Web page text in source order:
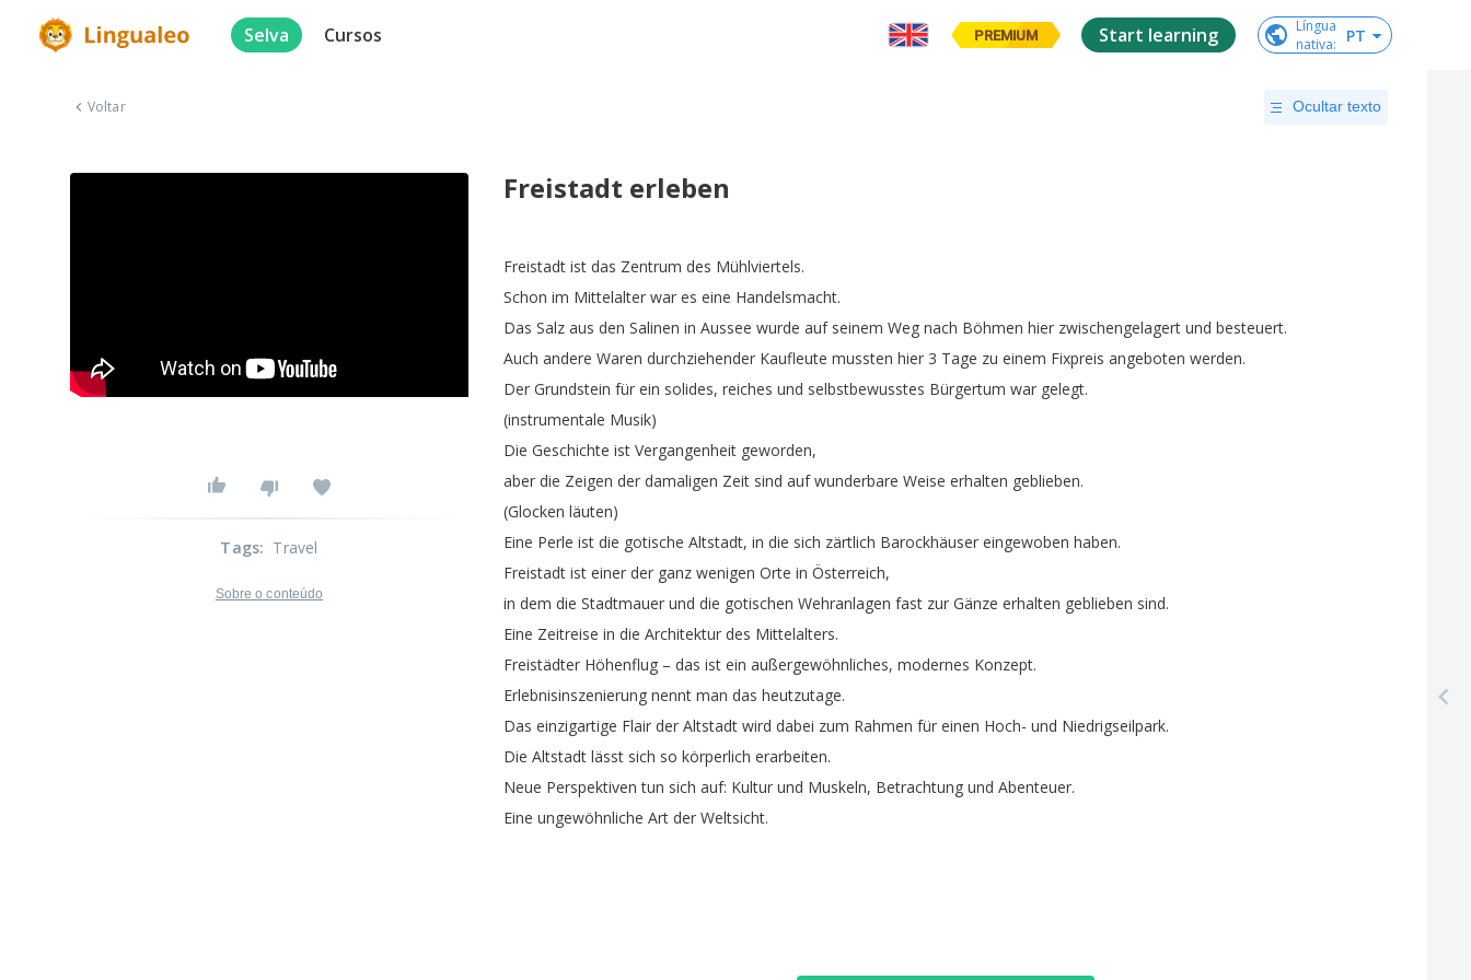
Selva Cursos PREMIUM Start learning
Língua
nativa: PT
Voltar Ocultar texto
Freistadt erleben
Freistadt ist das Zentrum des Mühlviertels.
Schon im Mittelalter war es eine Handelsmacht.
Das Salz aus den Salinen in Aussee wurde auf seinem Weg nach Böhmen hier zwischengelagert und besteuert.
Auch andere Waren durchziehender Kaufleute mussten hier 3 Tage zu einem Fixpreis angeboten werden.
Der Grundstein für ein solides, reiches und selbstbewusstes Bürgertum war gelegt.
(instrumentale Musik)
Die Geschichte ist Vergangenheit geworden,
aber die Zeigen der damaligen Zeit sind auf wunderbare Weise erhalten geblieben.
(Glocken läuten)
Eine Perle ist die gotische Altstadt, in die sich zärtlich Barockhäuser eingewoben haben.
Freistadt ist einer der ganz wenigen Orte in Österreich,
in dem die Stadtmauer und die gotischen Wehranlagen fast zur Gänze erhalten geblieben sind.
Eine Zeitreise in die Architektur des Mittelalters.
Freistädter Höhenflug – das ist ein außergewöhnliches, modernes Konzept.
Erlebnisinszenierung nennt man das heutzutage.
Das einzigartige Flair der Altstadt wird dabei zum Rahmen für einen Hoch- und Niedrigseilpark.
Die Altstadt lässt sich so körperlich erarbeiten.
Neue Perspektiven tun sich auf: Kultur und Muskeln, Betrachtung und Abenteuer.
Eine ungewöhnliche Art der Weltsicht.
Tags: Travel
Sobre o conteúdo